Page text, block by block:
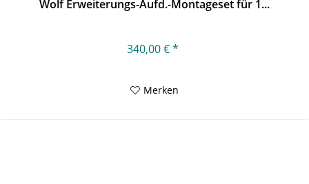
Wolf Erweiterungs-Aufd.-Montageset für 1...
340,00 € *
Merken